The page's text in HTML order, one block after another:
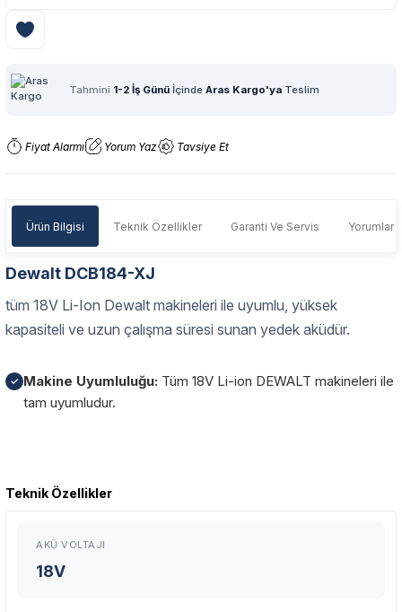
Tahmini 1-2 İş Günü İçinde Aras Kargo'ya Teslim
Fiyat Alarmı Yorum Yaz Tavsiye Et
Ürün Bilgisi Teknik Özellikler Garanti Ve Servis Yorumlar
Dewalt DCB184-XJ
tüm 18V Li-Ion Dewalt makineleri ile uyumlu, yüksek
kapasiteli ve uzun çalışma süresi sunan yedek aküdür.
✓ Makine Uyumluluğu: Tüm 18V Li-ion DEWALT makineleri ile
tam uyumludur.
Tüm ürünlerimiz üretici firma garantisi altındadır. Size en yakın
Teknik Özellikler
AKÜ VOLTAJI
18V